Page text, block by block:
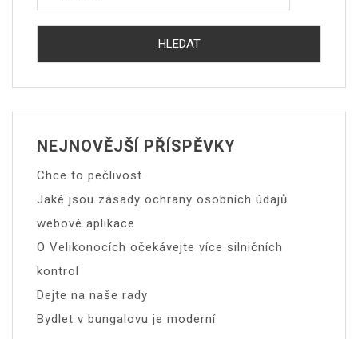
NEJNOVĚJŠÍ PŘÍSPĚVKY
Chce to pečlivost
Jaké jsou zásady ochrany osobních údajů
webové aplikace
O Velikonocích očekávejte více silničních
kontrol
Dejte na naše rady
Bydlet v bungalovu je moderní